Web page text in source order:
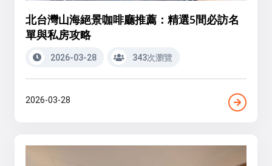
北台灣山海絕景咖啡廳推薦：精選5間必訪名
單與私房攻略
2026-03-28 343次瀏覽
2026-03-28